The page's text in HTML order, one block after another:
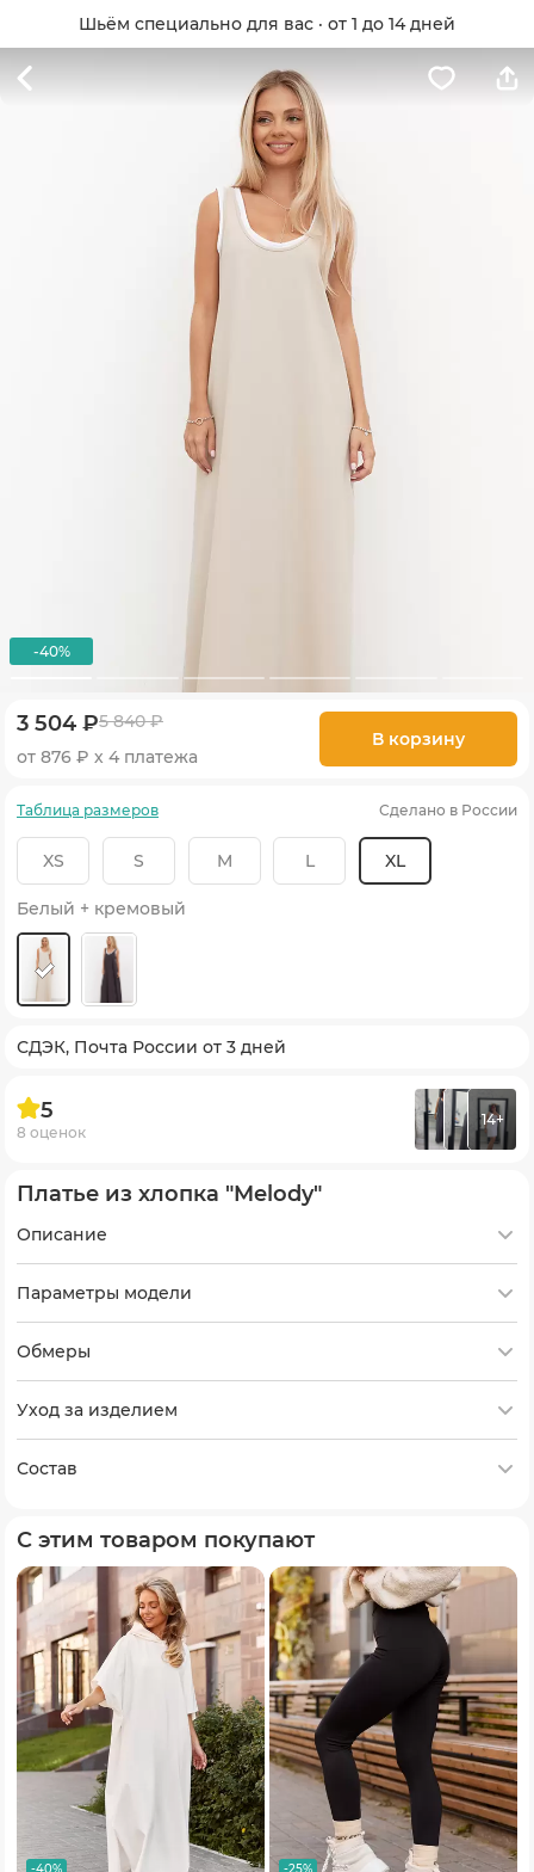
Шьём специально для вас · от 1 до 14 дней
-40%
3 504 ₽5 840 ₽
от 876 ₽ х 4 платежа
В корзину
Таблица размеров Сделано в России
XS S M L XL
Белый + кремовый
СДЭК, Почта России от 3 дней
5
8 оценок
14+
Платье из хлопка "Melody"
Описание
Параметры модели
Обмеры
Уход за изделием
Состав
С этим товаром покупают
-40% -25%